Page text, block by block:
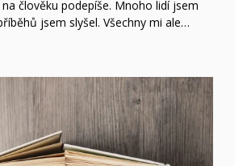
člověku podepíše. Mnoho lidí jsem
jsem slyšel. Všechny mi ale…